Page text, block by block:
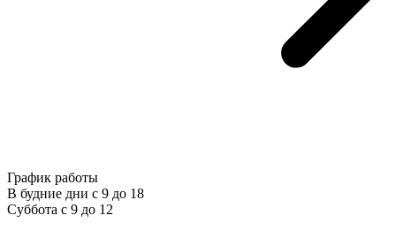
График работы
В будние дни с 9 до 18
Суббота с 9 до 12